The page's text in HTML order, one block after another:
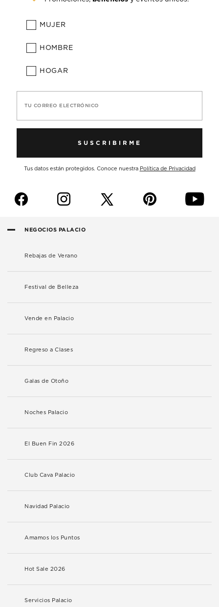
MUJER
HOMBRE
HOGAR
TU CORREO ELECTRÓNICO
SUSCRIBIRME
Tus datos están protegidos. Conoce nuestra Política de Privacidad
f i p y
NEGOCIOS PALACIO
Rebajas de Verano
Festival de Belleza
Vende en Palacio
Regreso a Clases
Galas de Otoño
Noches Palacio
El Buen Fin 2026
Club Cava Palacio
Navidad Palacio
Amamos los Puntos
Hot Sale 2026
Servicios Palacio